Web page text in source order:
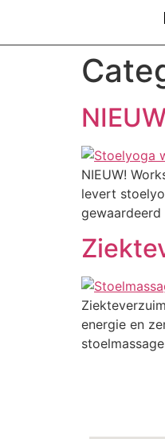
NIEUW!
levert
energie en